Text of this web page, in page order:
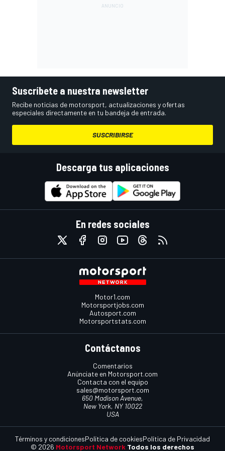
Suscríbete a nuestra newsletter
Recibe noticias de motorsport, actualizaciones y ofertas
especiales directamente en tu bandeja de entrada.
SUSCRIBIRSE
Descarga tus aplicaciones
En redes sociales
Motor1.com
Motorsportjobs.com
Autosport.com
Motorsportstats.com
Contáctanos
Comentarios
Anúnciate en Motorsport.com
Contacta con el equipo
sales@motorsport.com
650 Madison Avenue,
New York, NY 10022
USA
© 2026 Motorsport Network Todos los derechos
Términos y condicionesPolítica de cookiesPolítica de Privacidad